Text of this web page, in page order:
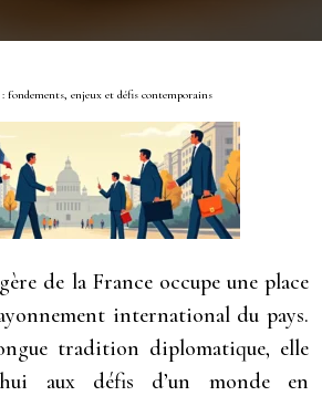
fondements, enjeux et défis contemporains
de la France occupe une place
international du pays.
tradition diplomatique, elle
aux défis d’un monde en